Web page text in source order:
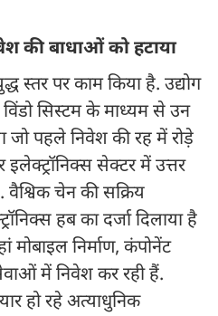
की बाधाओं को हटाया
स्तर पर काम किया है. उद्योग
सिस्टम के माध्यम से उन
जो पहले निवेश की रह में रोड़े
सेक्टर में उत्तर
चेन की सक्रिय
हब का दर्जा दिलाया है
मोबाइल निर्माण, कंपोनेंट
में निवेश कर रही हैं.
हो रहे अत्याधुनिक